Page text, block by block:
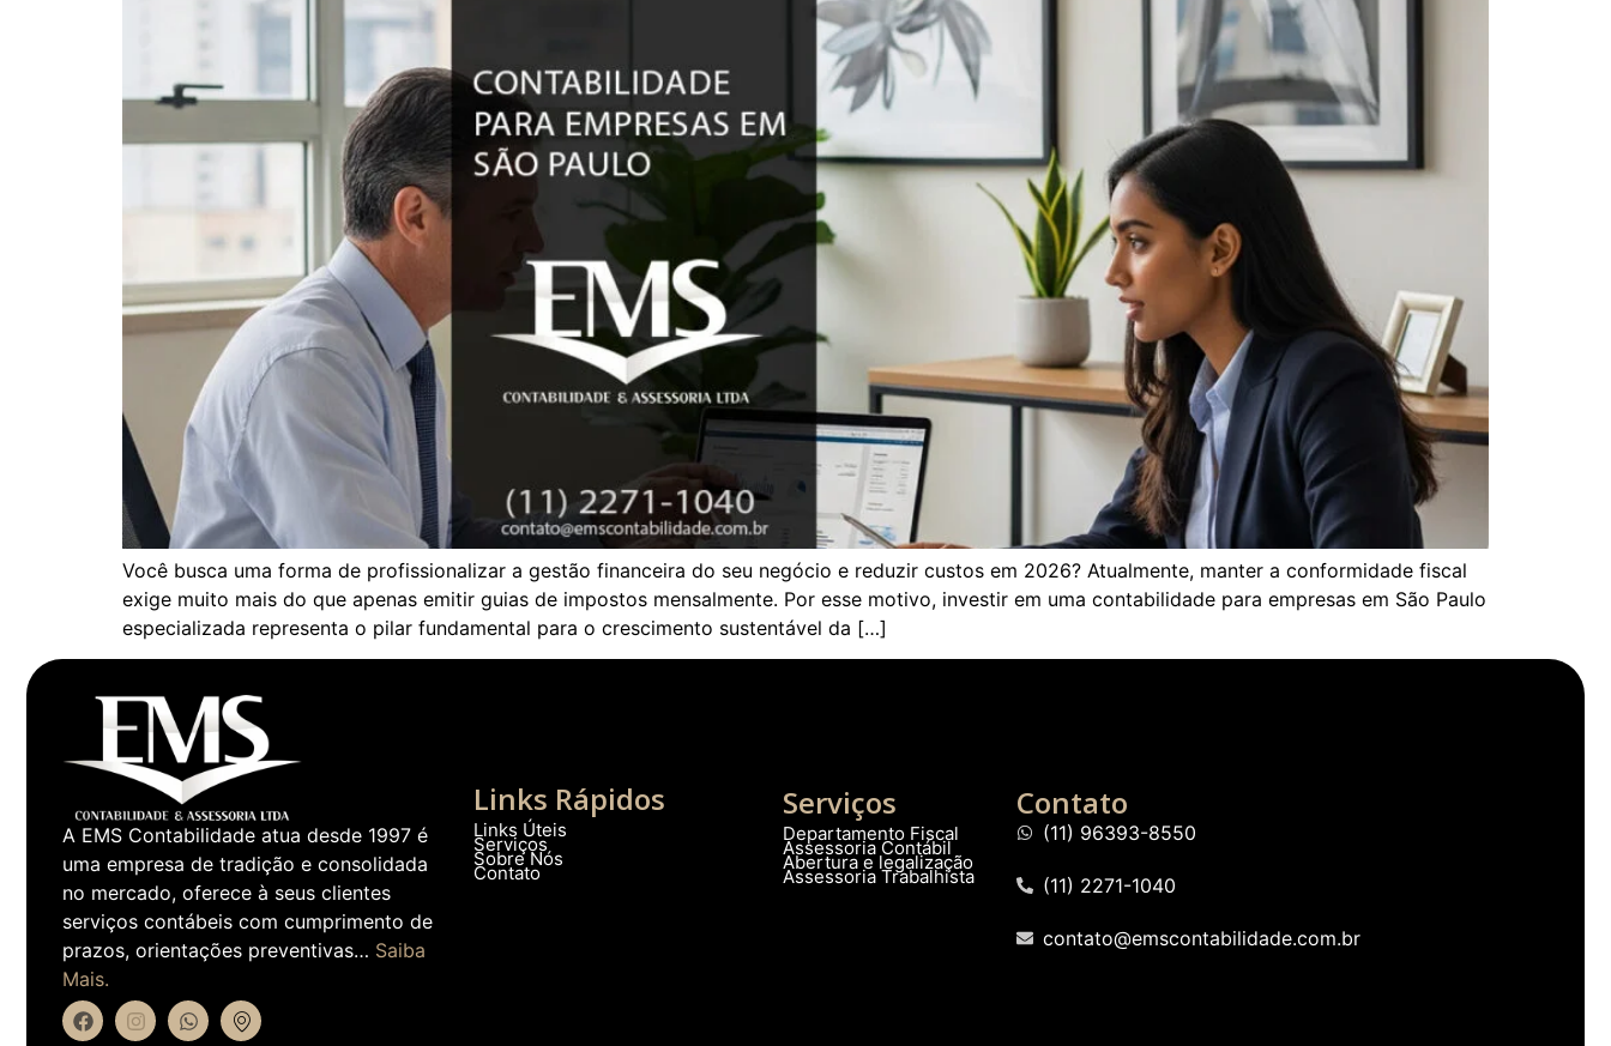
Você busca uma forma de profissionalizar a gestão financeira do seu negócio e reduzir custos em 2026? Atualmente, manter a conformidade fiscal
exige muito mais do que apenas emitir guias de impostos mensalmente. Por esse motivo, investir em uma contabilidade para empresas em São Paulo
especializada representa o pilar fundamental para o crescimento sustentável da […]
A EMS Contabilidade atua desde 1997 é
uma empresa de tradição e consolidada
no mercado, oferece à seus clientes
serviços contábeis com cumprimento de
prazos, orientações preventivas… Saiba
Mais.
Links Rápidos
Links Úteis
Serviços
Sobre Nós
Contato
Serviços
Departamento Fiscal
Assessoria Contábil
Abertura e legalização
Assessoria Trabalhista
Contato
(11) 96393-8550
(11) 2271-1040
contato@emscontabilidade.com.br